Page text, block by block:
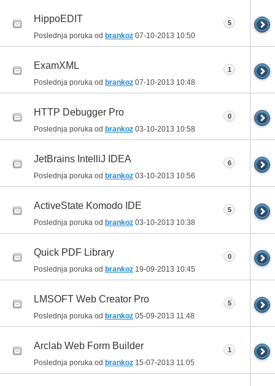
HippoEDIT
Poslednja poruka od brankoz 07-10-2013 10:50
5
ExamXML
Poslednja poruka od brankoz 07-10-2013 10:48
1
HTTP Debugger Pro
Poslednja poruka od brankoz 03-10-2013 10:58
0
JetBrains IntelliJ IDEA
Poslednja poruka od brankoz 03-10-2013 10:56
6
ActiveState Komodo IDE
Poslednja poruka od brankoz 03-10-2013 10:38
5
Quick PDF Library
Poslednja poruka od brankoz 19-09-2013 10:45
0
LMSOFT Web Creator Pro
Poslednja poruka od brankoz 05-09-2013 11:48
5
Arclab Web Form Builder
Poslednja poruka od brankoz 15-07-2013 11:05
1